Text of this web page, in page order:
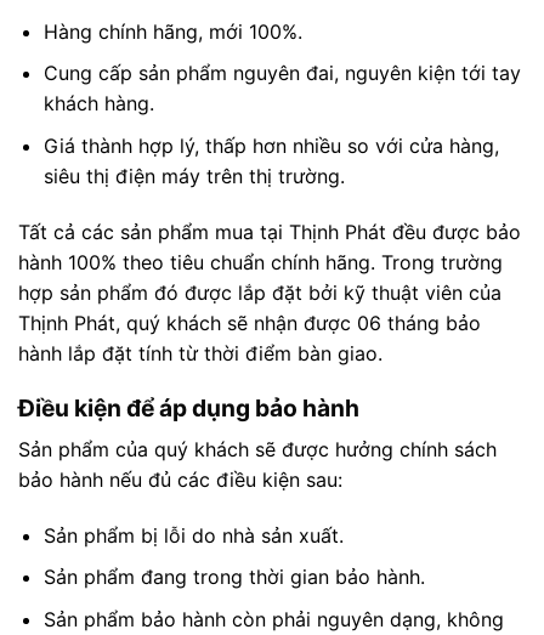
Hàng chính hãng, mới 100%.
Cung cấp sản phẩm nguyên đai, nguyên kiện tới tay
khách hàng.
Giá thành hợp lý, thấp hơn nhiều so với cửa hàng,
siêu thị điện máy trên thị trường.
Tất cả các sản phẩm mua tại Thịnh Phát đều được bảo
hành 100% theo tiêu chuẩn chính hãng. Trong trường
hợp sản phẩm đó được lắp đặt bởi kỹ thuật viên của
Thịnh Phát, quý khách sẽ nhận được 06 tháng bảo
hành lắp đặt tính từ thời điểm bàn giao.
Điều kiện để áp dụng bảo hành
Sản phẩm của quý khách sẽ được hưởng chính sách
bảo hành nếu đủ các điều kiện sau:
Sản phẩm bị lỗi do nhà sản xuất.
Sản phẩm đang trong thời gian bảo hành.
Sản phẩm bảo hành còn phải nguyên dạng, không